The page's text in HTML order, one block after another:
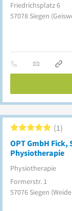
Friedrichsplatz 6
57078 Siegen
OPT GmbH
Physiotherapie
Physiotherapie
1
Formerstr. 1
57076 Siegen